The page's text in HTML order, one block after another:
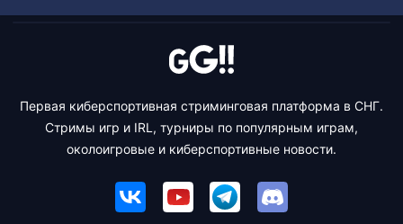
Первая киберспортивная стриминговая платформа в СНГ.
Стримы игр и IRL, турниры по популярным играм,
околоигровые и киберспортивные новости.